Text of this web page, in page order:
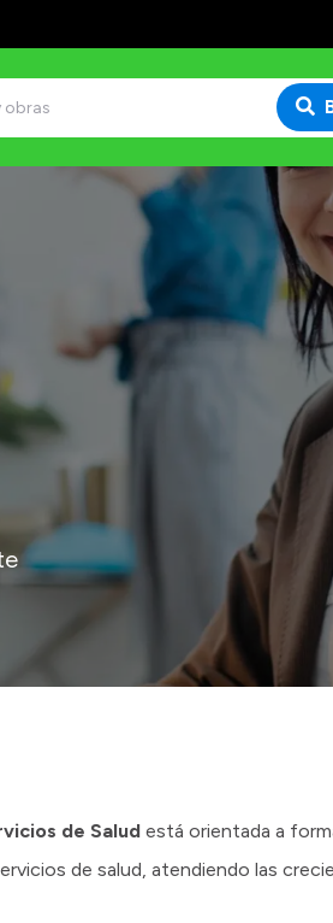
de Salud está orientada a
de salud, atendiendo las